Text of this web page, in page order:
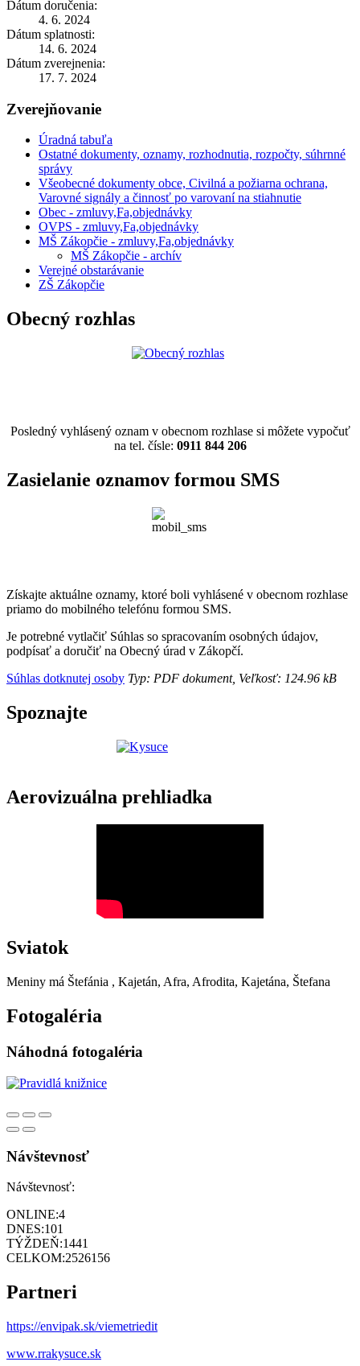
Dátum doručenia:
4. 6. 2024
Dátum splatnosti:
14. 6. 2024
Dátum zverejnenia:
17. 7. 2024
Zverejňovanie
Úradná tabuľa
Ostatné dokumenty, oznamy, rozhodnutia, rozpočty, súhrnné
správy
Všeobecné dokumenty obce, Civilná a požiarna ochrana,
Varovné signály a činnosť po varovaní na stiahnutie
Obec - zmluvy,Fa,objednávky
OVPS - zmluvy,Fa,objednávky
MŠ Zákopčie - zmluvy,Fa,objednávky
MŠ Zákopčie - archív
Verejné obstarávanie
ZŠ Zákopčie
Obecný rozhlas
Posledný vyhlásený oznam v obecnom rozhlase si môžete vypočuť
na tel. čísle: 0911 844 206
Zasielanie oznamov formou SMS
Získajte aktuálne oznamy, ktoré boli vyhlásené v obecnom rozhlase
priamo do mobilného telefónu formou SMS.
Je potrebné vytlačiť Súhlas so spracovaním osobných údajov,
podpísať a doručiť na Obecný úrad v Zákopčí.
Súhlas dotknutej osoby Typ: PDF dokument, Veľkosť: 124.96 kB
Spoznajte
Aerovizuálna prehliadka
Sviatok
Meniny má Štefánia , Kajetán, Afra, Afrodita, Kajetána, Štefana
Fotogaléria
Náhodná fotogaléria
Návštevnosť
Návštevnosť:
ONLINE:4
DNES:101
TÝŽDEŇ:1441
CELKOM:2526156
Partneri
https://envipak.sk/viemetriedit
www.rrakysuce.sk